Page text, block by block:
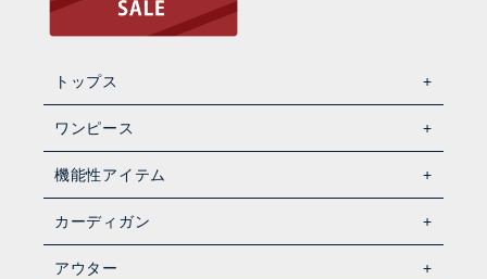
トップス
ワンピース
機能性アイテム
カーディガン
アウター